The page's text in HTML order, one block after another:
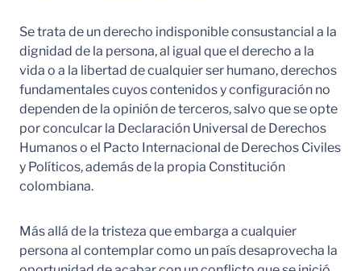
Se trata de un derecho indisponible consustancial a la
dignidad de la persona, al igual que el derecho a la
vida o a la libertad de cualquier ser humano, derechos
fundamentales cuyos contenidos y configuración no
dependen de la opinión de terceros, salvo que se opte
por conculcar la Declaración Universal de Derechos
Humanos o el Pacto Internacional de Derechos Civiles
y Políticos, además de la propia Constitución
colombiana.
Más allá de la tristeza que embarga a cualquier
persona al contemplar como un país desaprovecha la